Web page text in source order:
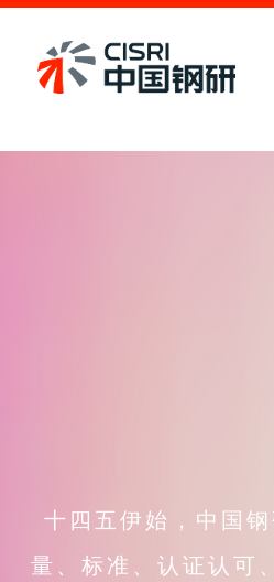
十四五伊始，中国
量、标准、认证认可